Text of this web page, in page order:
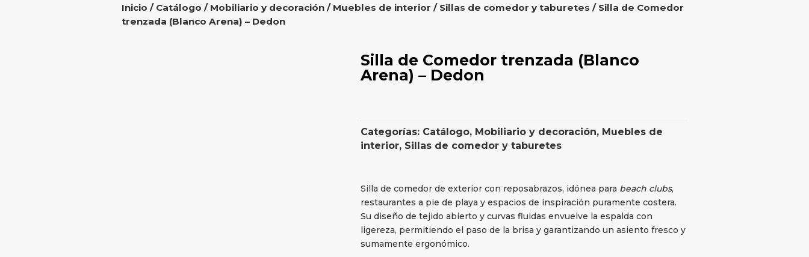
Inicio / Catálogo / Mobiliario y decoración/ Muebles de interior / Sillas de comedor y taburetes / Silla de Comedor
trenzada (Blanco Arena) – Dedon
Silla de Comedor trenzada (Blanco
Arena) – Dedon
Categorías: Catálogo, Mobiliario y decoración, Muebles de
interior, Sillas de comedor y taburetes
Silla de comedor de exterior con reposabrazos, idónea para beach clubs,
restaurantes a pie de playa y espacios de inspiración puramente costera.
Su diseño de tejido abierto y curvas fluidas envuelve la espalda con
ligereza, permitiendo el paso de la brisa y garantizando un asiento fresco y
sumamente ergonómico.